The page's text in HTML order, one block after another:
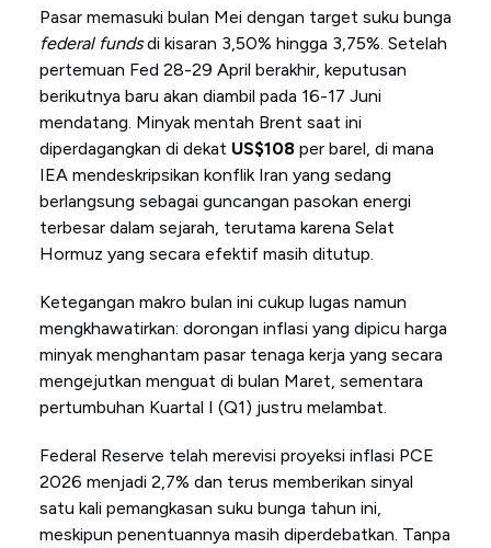
Pasar memasuki bulan Mei dengan target suku bunga
federal fundsdi kisaran 3,50% hingga 3,75%. Setelah
pertemuan Fed 28-29 April berakhir, keputusan
berikutnya baru akan diambil pada 16-17 Juni
mendatang. Minyak mentah Brent saat ini
diperdagangkan di dekat US$108per barel, di mana
IEA mendeskripsikan konflik Iran yang sedang
berlangsung sebagai guncangan pasokan energi
terbesar dalam sejarah, terutama karena Selat
Hormuz yang secara efektif masih ditutup.
Ketegangan makro bulan ini cukup lugas namun
mengkhawatirkan: dorongan inflasi yang dipicu harga
minyak menghantam pasar tenaga kerja yang secara
mengejutkan menguat di bulan Maret, sementara
pertumbuhan Kuartal I (Q1) justru melambat.
Federal Reserve telah merevisi proyeksi inflasi PCE
2026 menjadi 2,7% dan terus memberikan sinyal
satu kali pemangkasan suku bunga tahun ini,
meskipun penentuannya masih diperdebatkan. Tanpa